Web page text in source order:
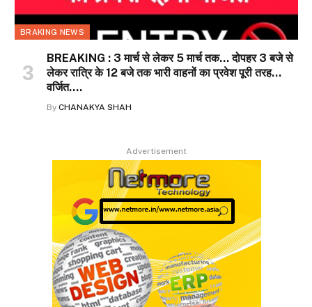
BRAKING NEWS
BREAKING : 3 मार्च से लेकर 5 मार्च तक… दोपहर 3 बजे से
लेकर रात्रि के 12 बजे तक भारी वाहनों का प्रवेश पूरी तरह…
वर्जित….
By CHANAKYA SHAH
Advertisement